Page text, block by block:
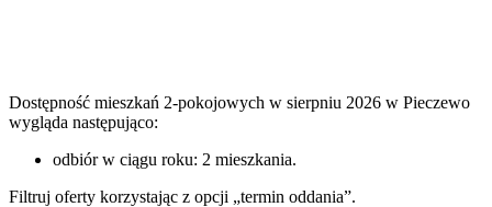
Dostępność mieszkań 2-pokojowych w sierpniu 2026 w Pieczewo
wygląda następująco:
odbiór w ciągu roku: 2 mieszkania.
Filtruj oferty korzystając z opcji „termin oddania”.